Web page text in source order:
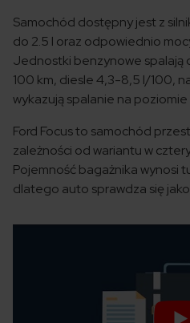
Samochód dostępny jest z
do 2.5 l oraz odpowiednio
Jednostki benzynowe spalają
100 km, diesle 4,3-8,5 l/100,
wykazują spalanie na poziomie
Ford Focus to samochód
zależności od wariantu w
Pojemność bagażnika wynosi
dlatego auto sprawdza się